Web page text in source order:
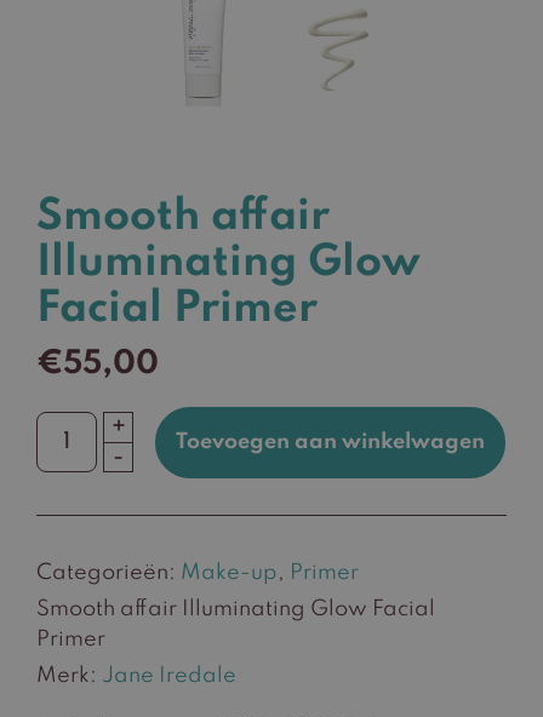
Smooth affair
Illuminating Glow
Facial Primer
€55,00
Smooth
Illuminating
Facial
Primer
aantal
+
-
Toevoegen aan winkelwagen
Categorieën: Make-up, Primer
Smooth affair Illuminating Glow Facial
Primer
Merk: Jane Iredale